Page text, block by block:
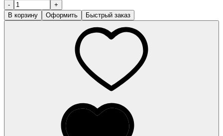
-
+
В корзину
Оформить Быстрый заказ